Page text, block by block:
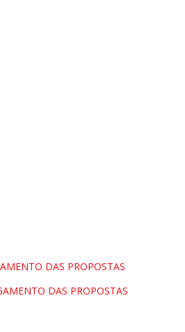
DAS PROPOSTAS
DAS PROPOSTAS